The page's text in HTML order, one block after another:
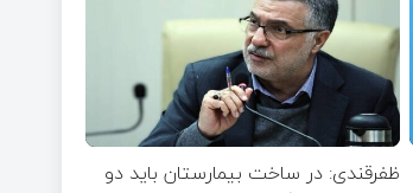
ظفرقندی: در ساخت بیمارستان باید دو